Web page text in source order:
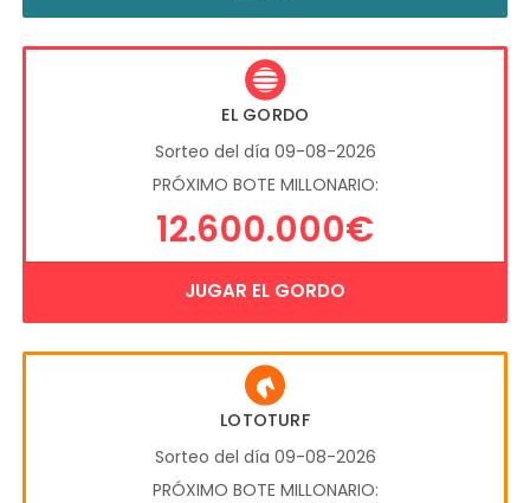
EL GORDO
Sorteo del día 09-08-2026
PRÓXIMO BOTE MILLONARIO:
12.600.000€
JUGAR EL GORDO
LOTOTURF
Sorteo del día 09-08-2026
PRÓXIMO BOTE MILLONARIO: